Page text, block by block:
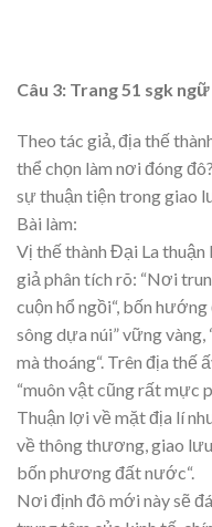
Câu 3: Trang 51 sgk
Theo tác giả, địa thế
thể chọn làm nơi đóng
sự thuận tiện trong giao
Bài làm:
Vị thế thành Đại La
giả phân tích rõ: “Nơi
cuộn hổ ngồi“, bốn
sông dựa núi” vững
mà thoáng“. Trên địa thế
“muôn vật cũng rất mực
Thuận lợi về mặt địa lí
về thông thương, giao
bốn phương đất nước“.
Nơi định đô mới này sẽ